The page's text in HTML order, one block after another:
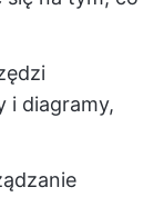
i diagramy,